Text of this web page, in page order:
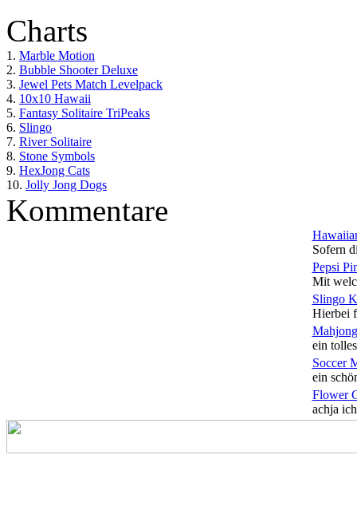
Charts
1. Marble Motion
2. Bubble Shooter Deluxe
3. Jewel Pets Match Levelpack
4. 10x10 Hawaii
5. Fantasy Solitaire TriPeaks
6. Slingo
7. River Solitaire
8. Stone Symbols
9. HexJong Cats
10. Jolly Jong Dogs
Kommentare
Sofern
Pepsi
Mit
Slingo
Hierbei
ein
Soccer
ein
Flower
achja